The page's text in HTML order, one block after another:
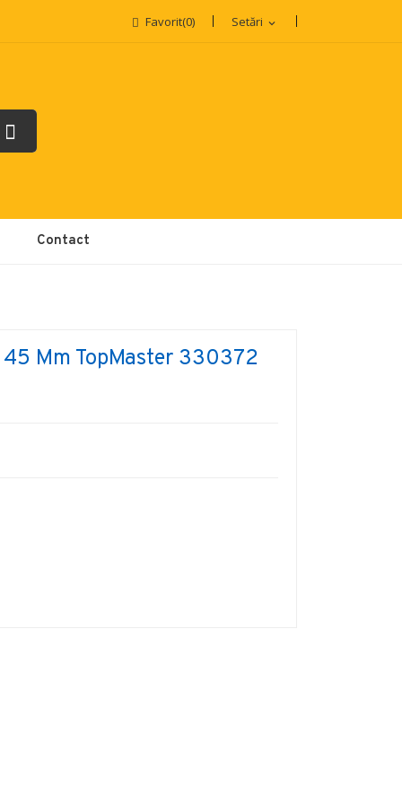
Setări expand_more
Favorit(0)
Contact
Mm TopMaster 330372